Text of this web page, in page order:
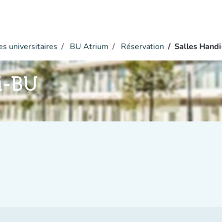
universitaires BU Atrium Réservation Salles
BU